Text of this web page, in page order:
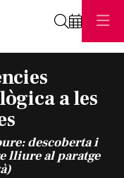
a les
descoberta i
lliure al paratge